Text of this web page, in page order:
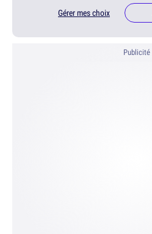
Gérer mes choix
Publicité